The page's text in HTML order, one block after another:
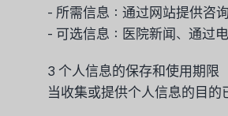
- 所需信息：通过网站提供咨
- 可选信息：医院新闻、通过
3 个人信息的保存和使用期限
当收集或提供个人信息的目